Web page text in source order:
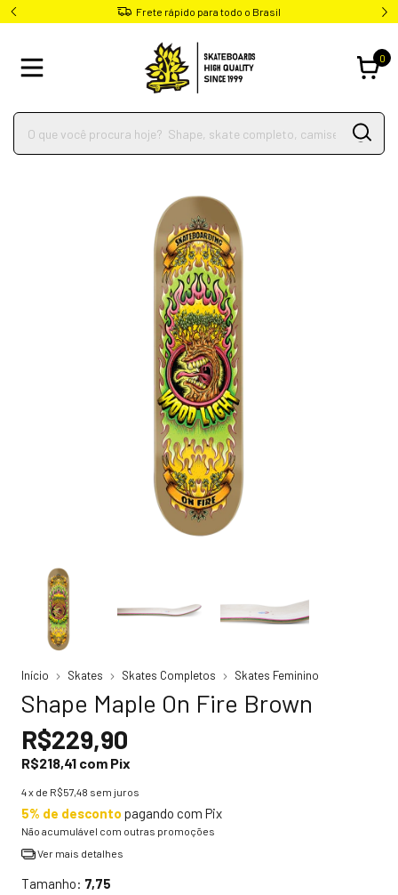
Frete rápido para todo o Brasil
0
Início Skates Skates Completos Skates Feminino
Shape Maple On Fire Brown
R$229,90
R$218,41 com Pix
4x de R$57,48 sem juros
5% de desconto pagando com Pix
Não acumulável com outras promoções
Ver mais detalhes
Tamanho: 7,75